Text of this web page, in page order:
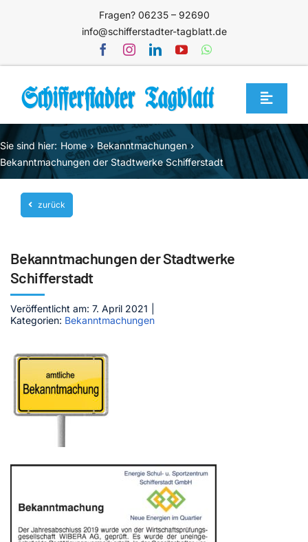
Fragen? 06235 – 92690
info@schifferstadter-tagblatt.de
Toggle
Home
Themen
Blog
Unternehmen
Mediathek
Jetzt abonnieren
Sie sind hier: Home
Bekanntmachungen
Bekanntmachungen der Stadtwerke Schifferstadt
zurück
Bekanntmachungen der Stadtwerke
Schifferstadt
Veröffentlicht am: 7. April 2021
Kategorien: Bekanntmachungen